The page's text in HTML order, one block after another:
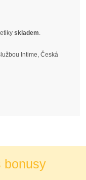
skladem.
Intime, Česká
bonusy